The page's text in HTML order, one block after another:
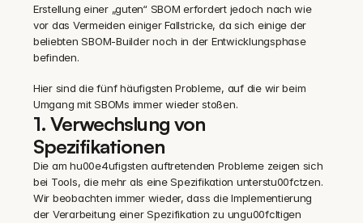
Erstellung einer „guten“ SBOM erfordert jedoch nach wie
vor das Vermeiden einiger Fallstricke, da sich einige der
beliebten SBOM-Builder noch in der Entwicklungsphase
befinden.
Hier sind die fünf häufigsten Probleme, auf die wir beim
Umgang mit SBOMs immer wieder stoßen.
1. Verwechslung von
Spezifikationen
Die am hu00e4ufigsten auftretenden Probleme zeigen sich
bei Tools, die mehr als eine Spezifikation unterstu00fctzen.
Wir beobachten immer wieder, dass die Implementierung
der Verarbeitung einer Spezifikation zu ungu00fcltigen